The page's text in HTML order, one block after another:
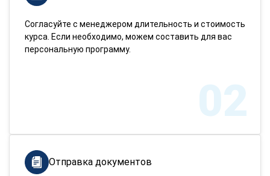
Согласуйте с менеджером длительность и стоимость
курса. Если необходимо, можем составить для вас
персональную программу.
02
Отправка документов